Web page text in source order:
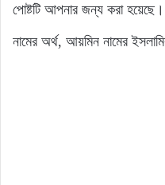
পোষ্টটি আপনার জন্য করা
নামের অর্থ, আয়মিন নামের